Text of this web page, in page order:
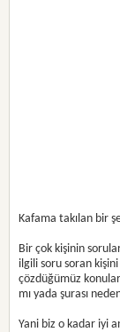
Kafama takılan bir
Bir çok kişinin
ilgili soru soran
çözdüğümüz
mı yada şurası
Yani biz o kadar iyi